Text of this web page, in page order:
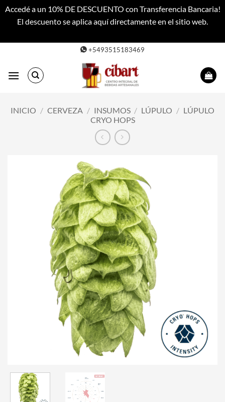
Accedé a un 10% DE DESCUENTO con Transferencia Bancaria!
El descuento se aplica aquí directamente en el sitio web.
contenido
+5493515183469
INICIO / CERVEZA / INSUMOS / LÚPULO / LÚPULO
CRYO HOPS